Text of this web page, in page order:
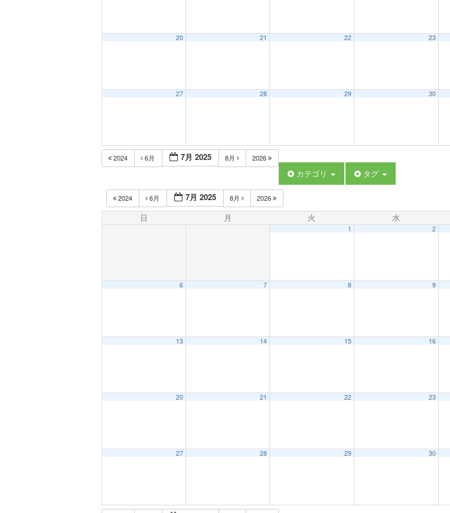
20 21 22 23
27 28 29 30
2024 6月 7月 2025 8月 2026
カテゴリ タグ
2024 6月 7月 2025 8月 2026
日 月 火 水
1 2
6 7 8 9
13 14 15 16
20 21 22 23
27 28 29 30